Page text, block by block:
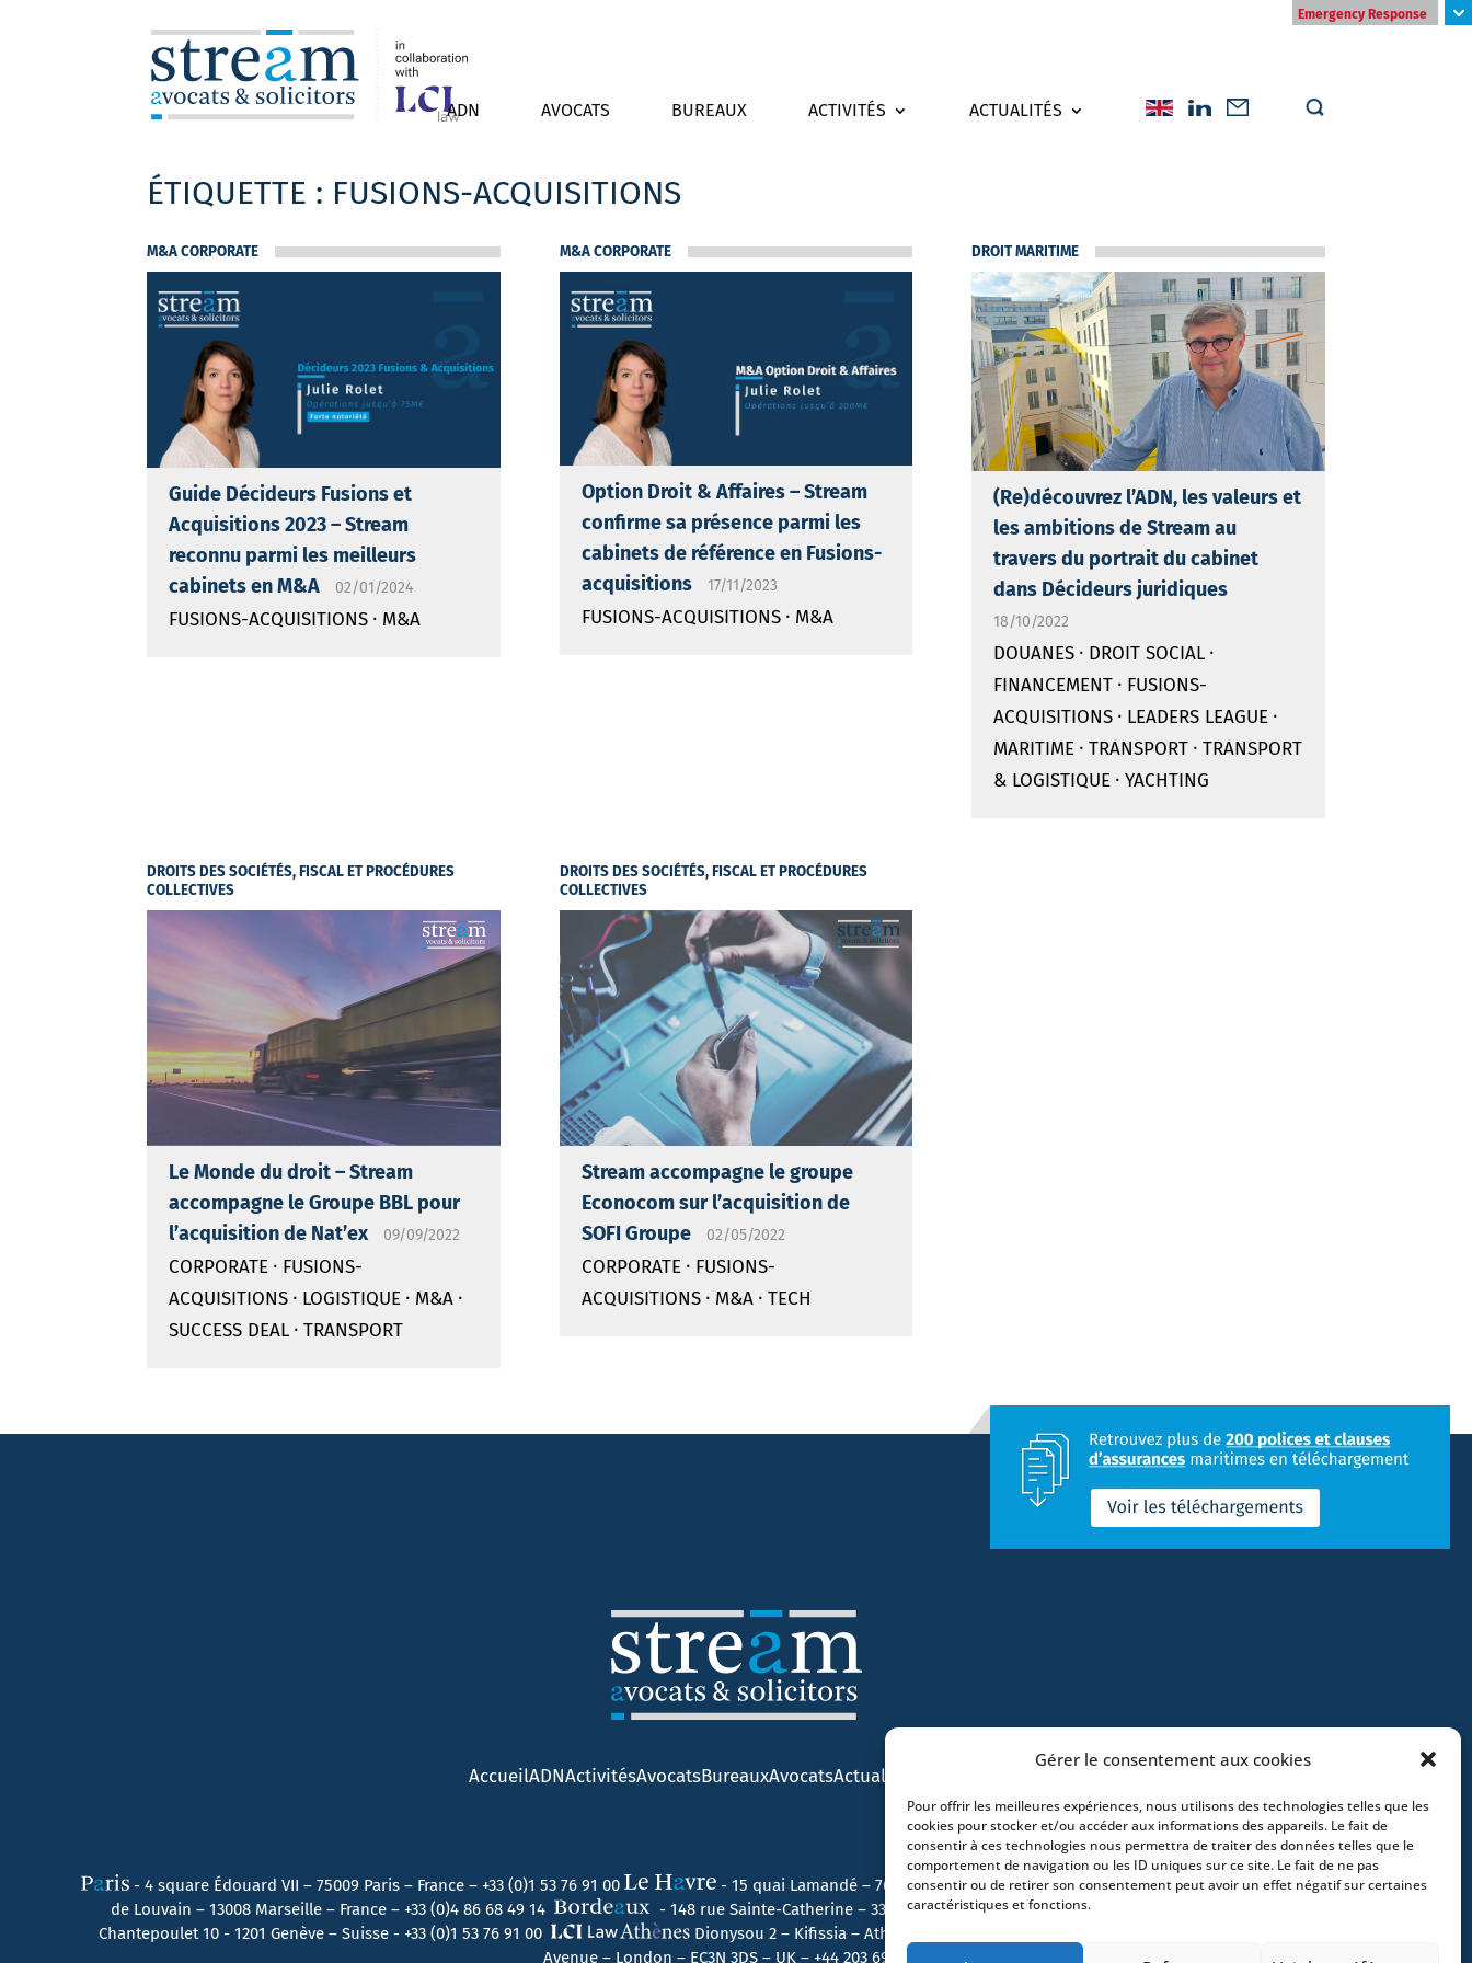
Gérer le consentement aux cookies
Pour offrir les meilleures expériences, nous utilisons des technologies telles que les
cookies pour stocker et/ou accéder aux informations des appareils. Le fait de
consentir à ces technologies nous permettra de traiter des données telles que le
comportement de navigation ou les ID uniques sur ce site. Le fait de ne pas
consentir ou de retirer son consentement peut avoir un effet négatif sur certaines
caractéristiques et fonctions.
Emergency Response
ADN AVOCATS BUREAUX ACTIVITÉS ACTUALITÉS
ÉTIQUETTE : FUSIONS-ACQUISITIONS
M&A CORPORATE
Guide Décideurs Fusions et
Acquisitions 2023 – Stream
reconnu parmi les meilleurs
cabinets en M&A
02/01/2024
FUSIONS-ACQUISITIONS · M&A
M&A CORPORATE
Option Droit & Affaires – Stream
confirme sa présence parmi les
cabinets de référence en Fusions-
acquisitions
17/11/2023
FUSIONS-ACQUISITIONS· M&A
DROIT MARITIME
(Re)découvrez l’ADN, les valeurs et
les ambitions de Stream au
travers du portrait du cabinet
dans Décideurs juridiques
18/10/2022
DOUANES · DROIT SOCIAL ·
FINANCEMENT · FUSIONS-
ACQUISITIONS · LEADERS LEAGUE ·
MARITIME · TRANSPORT · TRANSPORT
& LOGISTIQUE · YACHTING
DROITS DES SOCIÉTÉS, FISCAL ET PROCÉDURES
COLLECTIVES
Le Monde du droit – Stream
accompagne le Groupe BBL pour
l’acquisition de Nat’ex
09/09/2022
CORPORATE · FUSIONS-
ACQUISITIONS · LOGISTIQUE · M&A ·
SUCCESS DEAL ·TRANSPORT
DROITS DES SOCIÉTÉS, FISCAL ET PROCÉDURES
COLLECTIVES
Stream accompagne le groupe
Econocom sur l’acquisition de
SOFI Groupe
02/05/2022
CORPORATE· FUSIONS-
ACQUISITIONS· M&A· TECH
AccueilADNActivitésAvocatsBureauxAvocatsActualités
- 4 square Édouard VII – 75009 Paris – France – +33 (0)1 53 76 91 00 - 15 quai Lamandé – 76600 Le Havre – France –+33 (0)2 35 22 18 88
3 boulevard
de Louvain – 13008 Marseille – France – +33 (0)4 86 68 49 14 - 148 rue Sainte-Catherine – 33000 Bordeaux – France -+33 (0)5 40 25 69 11
Chantepoulet 10 - 1201 Genève – Suisse - +33 (0)1 53 76 91 00
Dionysou 2 – Kifissia – Athens 14562 Greece
Avenue – London – EC3N 3DS – UK – +44 203 6959722